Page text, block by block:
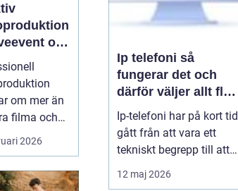
och
om mer än
filma och
bilder.
2026
Ip telefoni så
fungerar det och
därför väljer allt fler
företag att byta
Ip-telefoni har på kort tid
gått från att vara ett
tekniskt begrepp till att
bli standardlösning för
många företag och
12 maj 2026